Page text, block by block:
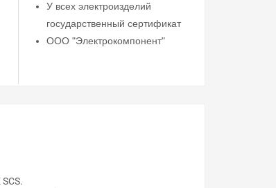
У всех электроизделий
государственный сертификат
ООО "Электрокомпонент"